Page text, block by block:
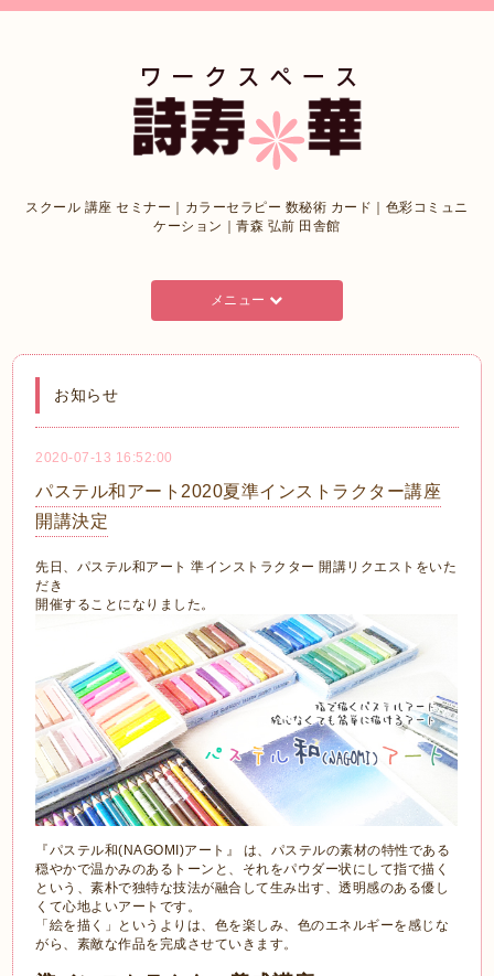
スクール 講座 セミナー｜カラーセラピー 数秘術 カード｜色彩コミュニ
ケーション｜青森 弘前 田舎館
メニュー
お知らせ
2020-07-13 16:52:00
パステル和アート2020夏準インストラクター講座
開講決定
先日、パステル和アート 準インストラクター 開講リクエストをいた
だき
開催することになりました。
『パステル和(NAGOMI)アート』 は、パステルの素材の特性である
穏やかで温かみのあるトーンと、それをパウダー状にして指で描く
という、素朴で独特な技法が融合して生み出す、透明感のある優し
くて心地よいアートです。
「絵を描く」というよりは、色を楽しみ、色のエネルギーを感じな
がら、素敵な作品を完成させていきます。